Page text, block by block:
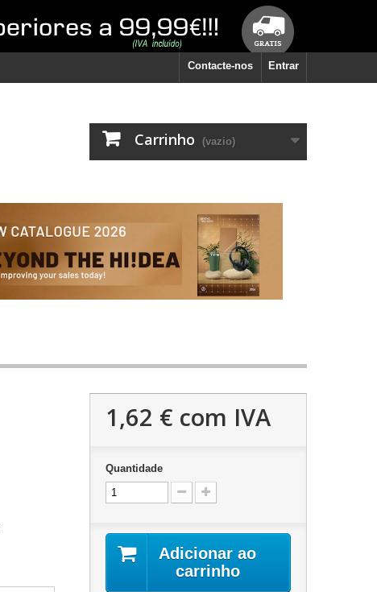
Entrar
Contacte-nos
Carrinho (vazio)
1,62 € com IVA
Quantidade
Adicionar ao
carrinho